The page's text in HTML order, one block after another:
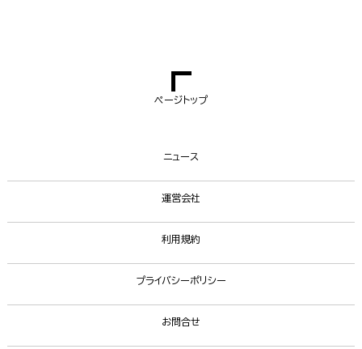
ページトップ
ニュース
運営会社
利用規約
プライバシーポリシー
お問合せ